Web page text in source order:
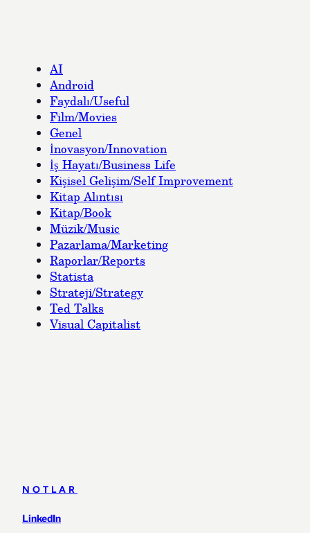
AI
Android
Faydalı/Useful
Film/Movies
Genel
İnovasyon/Innovation
İş Hayatı/Business Life
Kişisel Gelişim/Self Improvement
Kitap Alıntısı
Kitap/Book
Müzik/Music
Pazarlama/Marketing
Raporlar/Reports
Statista
Strateji/Strategy
Ted Talks
Visual Capitalist
NOTLAR
LinkedIn